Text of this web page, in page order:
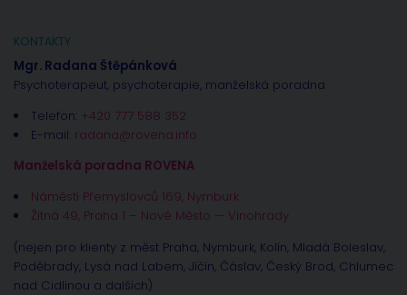
KONTAKTY
Mgr. Radana Štěpánková
Psychoterapeut, psychoterapie, manželská poradna
Telefon: +420 777 588 352
E-mail: radana@rovena.info
Manželská poradna ROVENA
Náměstí Přemyslovců 169, Nymburk
Žitná 49, Praha 1 – Nové Město — Vinohrady
(nejen pro klienty z měst Praha, Nymburk, Kolín, Mladá Boleslav,
Poděbrady, Lysá nad Labem, Jíčín, Čáslav, Český Brod, Chlumec
nad Cidlinou a dalších)